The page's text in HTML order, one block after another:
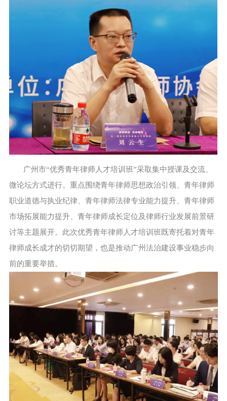
广州市“优秀青年律师人才培训班”采取集中授课及交流、
微论坛方式进行。重点围绕青年律师思想政治引领、青年律师
职业道德与执业纪律、青年律师法律专业能力提升、青年律师
市场拓展能力提升、青年律师成长定位及律师行业发展前景研
讨等主题展开。此次优秀青年律师人才培训班既寄托着对青年
律师成长成才的切切期望，也是推动广州法治建设事业稳步向
前的重要举措。